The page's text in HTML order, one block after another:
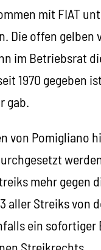
mit FIAT
Die offen gelben
im Betriebsrat
1970 gegeben
gab.
von Pomigliano
mehr gegen
aller Streiks von
ein sofortiger